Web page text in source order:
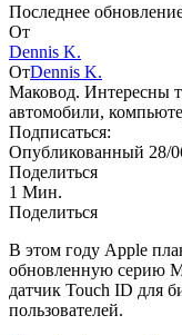
Последнее
От
Dennis K.
ОтDennis K.
Маковод. Интересны
автомобили,
Подписаться:
Опубликованный 28/
Поделиться
1 Мин.
Поделиться
В этом году Apple
обновленную серию
датчик Touch ID для
пользователей.